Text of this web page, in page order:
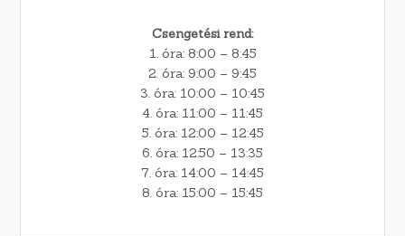
Csengetési rend:
1. óra: 8:00 – 8:45
2. óra: 9:00 – 9:45
3. óra: 10:00 – 10:45
4. óra: 11:00 – 11:45
5. óra: 12:00 – 12:45
6. óra: 12:50 – 13:35
7. óra: 14:00 – 14:45
8. óra: 15:00 – 15:45